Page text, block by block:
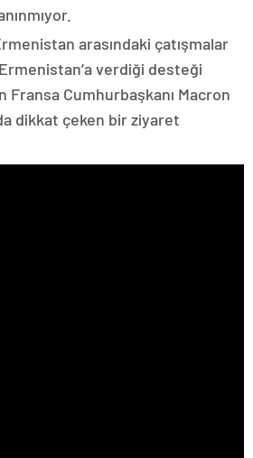
arasındaki çatışmalar
verdiği desteği
Fransa Cumhurbaşkanı Macron
dikkat çeken bir ziyaret